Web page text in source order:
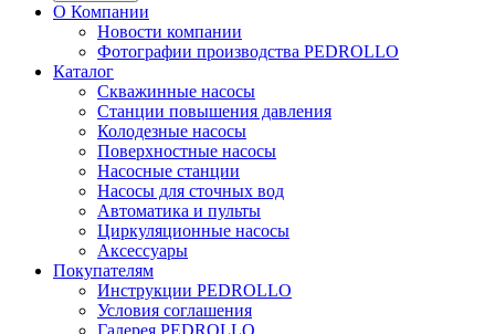
О Компании
Новости компании
Фотографии производства PEDROLLO
Каталог
Скважинные насосы
Станции повышения давления
Колодезные насосы
Поверхностные насосы
Насосные станции
Насосы для сточных вод
Автоматика и пульты
Циркуляционные насосы
Аксессуары
Покупателям
Инструкции PEDROLLO
Условия соглашения
Галерея PEDROLLO